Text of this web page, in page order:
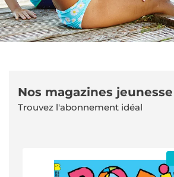
Nos magazines jeunesse
Trouvez l'abonnement idéal